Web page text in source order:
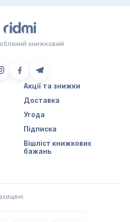
книжковий
Акції та знижки
Доставка
Угода
Підписка
Вішліст книжкових
бажань